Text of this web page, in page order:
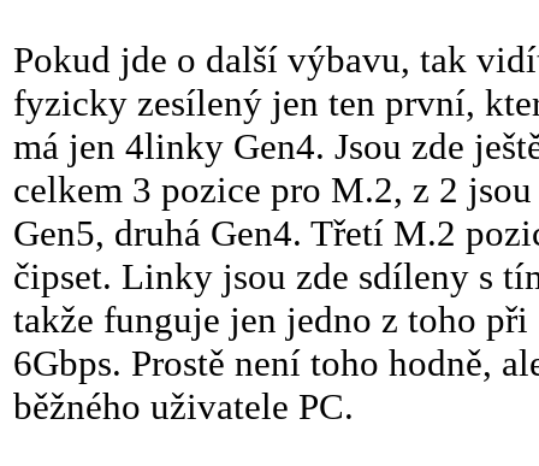
Pokud jde o další výbavu, tak
fyzicky zesílený jen ten první,
má jen 4linky Gen4. Jsou zde
celkem 3 pozice pro M.2, z 2
Gen5, druhá Gen4. Třetí M.2
čipset. Linky jsou zde sdíleny s
takže funguje jen jedno z toho při
6Gbps. Prostě není toho hodně,
běžného uživatele PC.